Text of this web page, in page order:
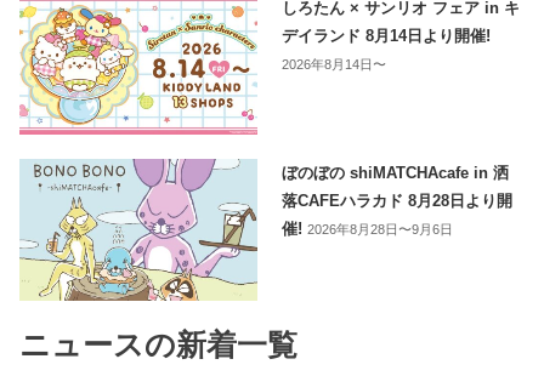
しろたん × サンリオ フェア in キ
デイランド 8月14日より開催!
2026年8月14日〜
ぼのぼの shiMATCHAcafe in 洒
落CAFEハラカド 8月28日より開
催!2026年8月28日〜9月6日
ニュースの新着一覧